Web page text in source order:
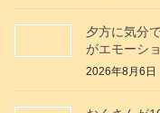
夕方に気分
がエモーシ
2026年8月6日